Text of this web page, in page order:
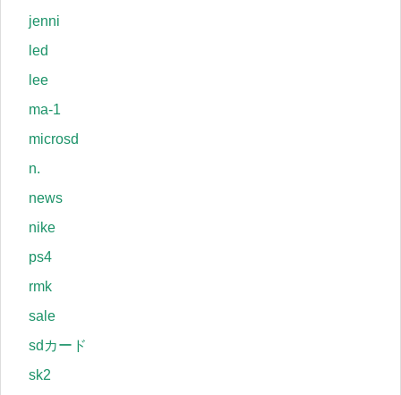
jenni
led
lee
ma-1
microsd
n.
news
nike
ps4
rmk
sale
sdカード
sk2